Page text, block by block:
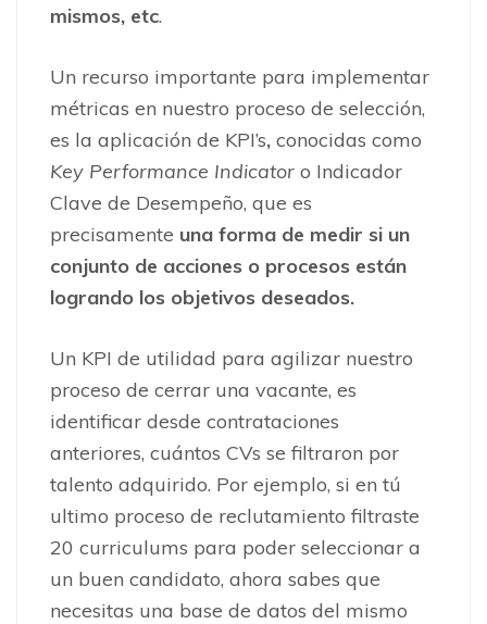
mismos, etc.
Un recurso importante para implementar
métricas en nuestro proceso de selección,
es la aplicación de KPI’s, conocidas como
Key Performance Indicator o Indicador
Clave de Desempeño, que es
precisamente una forma de medir si un
conjunto de acciones o procesos están
logrando los objetivos deseados.
Un KPI de utilidad para agilizar nuestro
proceso de cerrar una vacante, es
identificar desde contrataciones
anteriores, cuántos CVs se filtraron por
talento adquirido. Por ejemplo, si en tú
ultimo proceso de reclutamiento filtraste
20 curriculums para poder seleccionar a
un buen candidato, ahora sabes que
necesitas una base de datos del mismo